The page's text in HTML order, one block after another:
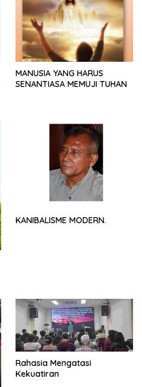
MANUSIA YANG HARUS
SENANTIASA MEMUJI TUHAN
KANIBALISME MODERN.
Rahasia Mengatasi
Kekuatiran